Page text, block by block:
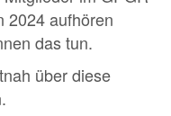
2024 aufhören
das tun.
über diese